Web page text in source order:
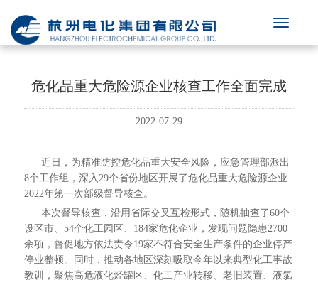
危化品重大危险源企业核查工作全面完成
2022-07-29
近日，为精准防控危化品重大安全风险，应急管理部派出
8个工作组，深入29个省份地区开展了危化品重大危险源企业
2022年第一次部级督导核查。
本次督导核查，沿用省际交叉互检形式，随机抽查了60个
设区市、54个化工园区、184家危化企业，发现问题隐患2700
余项，督促地方依法责令19家不符合安全生产条件的企业停产
停业整顿。同时，推动各地区深刻吸取今年以来典型化工事故
教训，聚焦高危液化烃罐区、化工产业转移、老旧装置、液氯